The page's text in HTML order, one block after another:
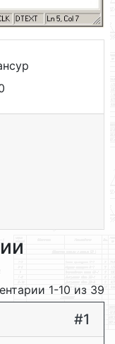
1-10 из 39
#1